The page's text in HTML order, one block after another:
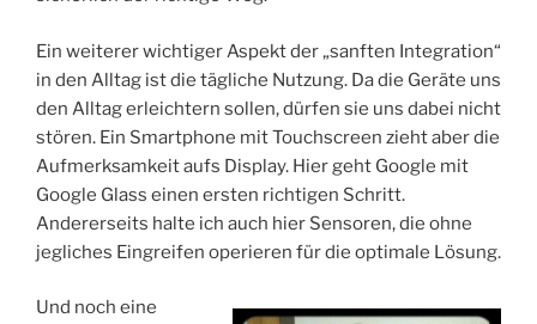
Ein weiterer wichtiger Aspekt der „sanften Integration“
in den Alltag ist die tägliche Nutzung. Da die Geräte uns
den Alltag erleichtern sollen, dürfen sie uns dabei nicht
stören. Ein Smartphone mit Touchscreen zieht aber die
Aufmerksamkeit aufs Display. Hier geht Google mit
Google Glass einen ersten richtigen Schritt.
Andererseits halte ich auch hier Sensoren, die ohne
jegliches Eingreifen operieren für die optimale Lösung.
Und noch eine